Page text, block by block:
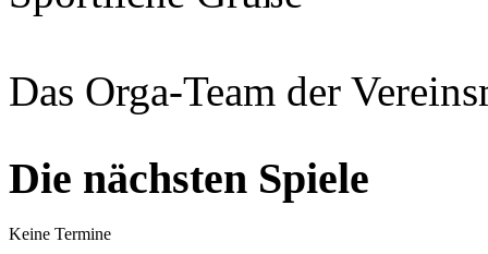
Das Orga-Team der
Die nächsten Spiele
Keine Termine